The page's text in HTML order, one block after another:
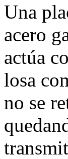
Una
acero
actúa
losa
no se